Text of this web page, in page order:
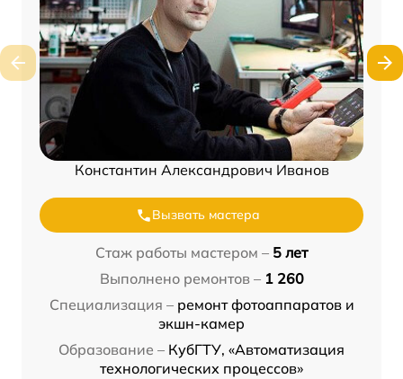
Константин Александрович Иванов
Вызвать мастера
Стаж работы мастером – 5 лет
Выполнено ремонтов – 1 260
Специализация – ремонт фотоаппаратов и
экшн-камер
Образование – КубГТУ, «Автоматизация
технологических процессов»